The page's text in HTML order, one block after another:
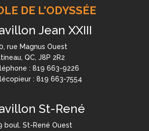
DE L'ODYSSÉE
Jean XXIII
rue Magnus Ouest
QC, J8P 2R2
: 819 663-9226
: 819 663-7554
St-René
boul. St-René Ouest